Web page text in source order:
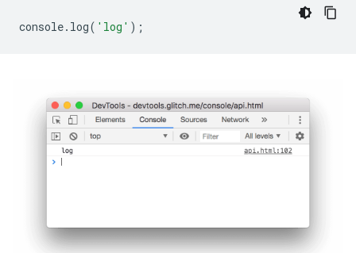
console. log( 'log' );